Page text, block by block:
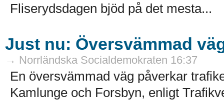
Fliserydsdagen bjöd på det mesta...
Just nu: Översvämmad
→ Norrländska Socialdemokraten 16:37
En översvämmad väg påverkar
Kamlunge och Forsbyn, enligt